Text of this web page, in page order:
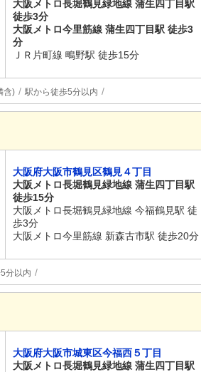
大阪メトロ長堀鶴見緑地線 蒲生四丁目駅
徒歩3分
大阪メトロ今里筋線 蒲生四丁目駅 徒歩3
分
ＪＲ片町線 鴫野駅 徒歩15分
含) 駅から徒歩5分以内
大阪府大阪市鶴見区鶴見４丁目
大阪メトロ長堀鶴見緑地線 蒲生四丁目駅
徒歩15分
大阪メトロ長堀鶴見緑地線 今福鶴見駅 徒
歩3分
大阪メトロ今里筋線 新森古市駅 徒歩20分
分以内
大阪府大阪市城東区今福西５丁目
大阪メトロ長堀鶴見緑地線 蒲生四丁目駅